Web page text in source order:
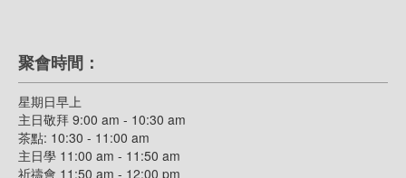
聚會時間：
星期日早上
主日敬拜 9:00 am - 10:30 am
茶點: 10:30 - 11:00 am
主日學 11:00 am - 11:50 am
祈禱會 11:50 am - 12:00 pm